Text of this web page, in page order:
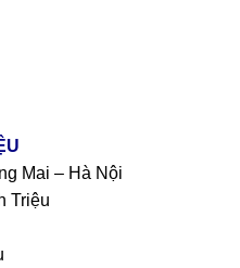
Mai – Hà Nội
Triệu